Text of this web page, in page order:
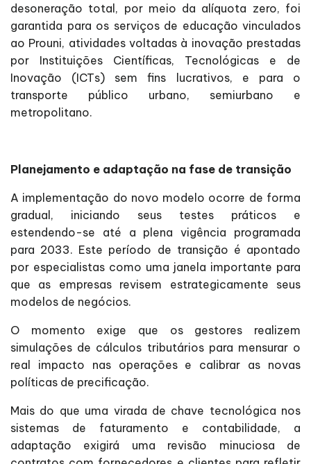
desoneração total, por meio da alíquota zero, foi
garantida para os serviços de educação vinculados
ao Prouni, atividades voltadas à inovação prestadas
por Instituições Científicas, Tecnológicas e de
Inovação (ICTs) sem fins lucrativos, e para o
transporte público urbano, semiurbano e
metropolitano.
Planejamento e adaptação na fase de transição
A implementação do novo modelo ocorre de forma
gradual, iniciando seus testes práticos e
estendendo-se até a plena vigência programada
para 2033. Este período de transição é apontado
por especialistas como uma janela importante para
que as empresas revisem estrategicamente seus
modelos de negócios.
O momento exige que os gestores realizem
simulações de cálculos tributários para mensurar o
real impacto nas operações e calibrar as novas
políticas de precificação.
Mais do que uma virada de chave tecnológica nos
sistemas de faturamento e contabilidade, a
adaptação exigirá uma revisão minuciosa de